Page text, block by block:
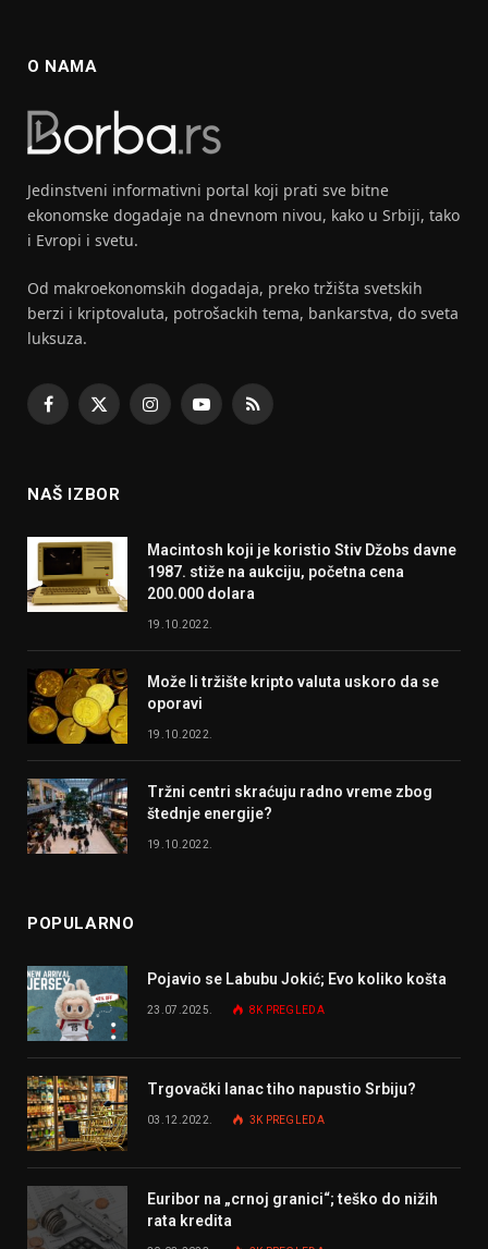
O NAMA
Jedinstveni informativni portal koji prati sve bitne
ekonomske dogadaje na dnevnom nivou, kako u Srbiji, tako
i Evropi i svetu.
Od makroekonomskih dogadaja, preko tržišta svetskih
berzi i kriptovaluta, potrošackih tema, bankarstva, do sveta
luksuza.
Facebook
X
InstagramYouTubeRSS
NAŠ IZBOR
Macintosh koji je koristio Stiv Džobs davne
1987. stiže na aukciju, početna cena
200.000 dolara
19.10.2022.
Može li tržište kripto valuta uskoro da se
oporavi
19.10.2022.
Tržni centri skraćuju radno vreme zbog
štednje energije?
19.10.2022.
POPULARNO
Pojavio se Labubu Jokić; Evo koliko košta
23.07.2025. 8K PREGLEDA
Trgovački lanac tiho napustio Srbiju?
03.12.2022. 3K PREGLEDA
Euribor na „crnoj granici“; teško do nižih
rata kredita